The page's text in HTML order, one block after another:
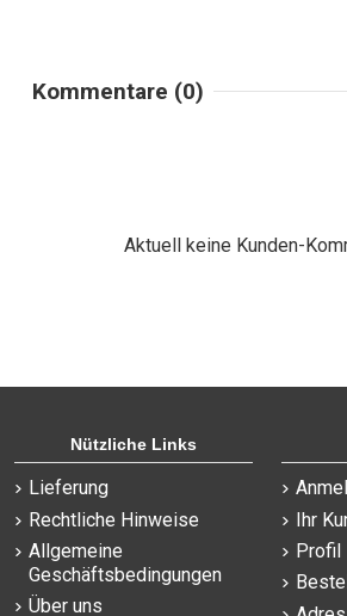
Kommentare (0)
Aktuell keine Kunden-
Nützliche Links
Lieferung
Rechtliche Hinweise
Allgemeine
Geschäftsbedingungen
Über uns
Ihr
Profil